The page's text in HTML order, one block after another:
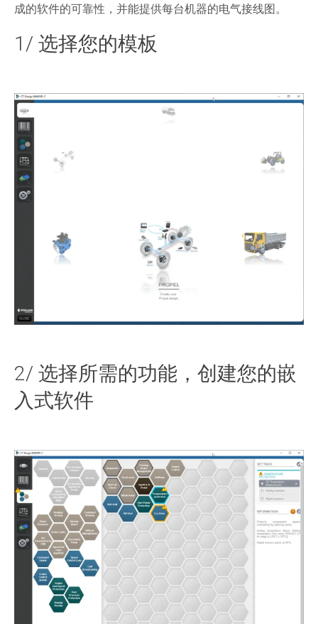
成的软件的可靠性，并能提供每台机器的电气接线图。
1/ 选择您的模板
2/ 选择所需的功能，创建您的嵌
入式软件